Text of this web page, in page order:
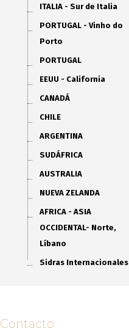
ITALIA - Sur de Italia
PORTUGAL - Vinho do
Porto
PORTUGAL
EEUU - California
CANADÁ
CHILE
ARGENTINA
SUDÁFRICA
AUSTRALIA
NUEVA ZELANDA
AFRICA - ASIA
OCCIDENTAL- Norte,
Líbano
Sidras Internacionales
Contacto